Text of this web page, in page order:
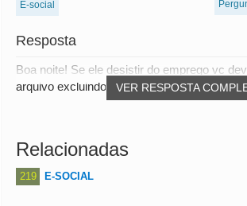
E-social
Resposta
VER RESPOSTA
Boa noite! Se ele desistir do emprego vc
arquivo excluindo a admissão dele na
Relacionadas
219 E-SOCIAL